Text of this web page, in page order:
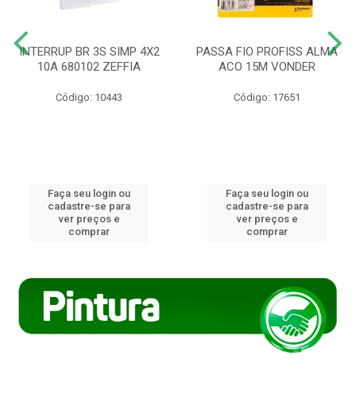
INTERRUP BR 3S SIMP 4X2
10A 680102 ZEFFIA
Código: 10443
Faça seu login ou
cadastre-se para
ver preços e
comprar
PASSA FIO PROFISS ALMA
ACO 15M VONDER
Código: 17651
Faça seu login ou
cadastre-se para
ver preços e
comprar